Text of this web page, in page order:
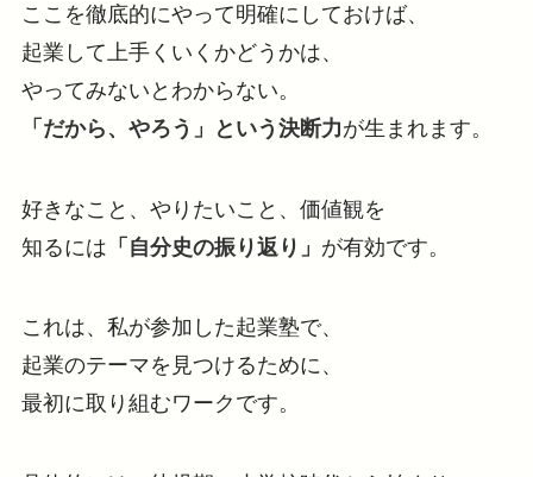
ここを徹底的にやって明確にしておけば、
起業して上手くいくかどうかは、
やってみないとわからない。
「だから、やろう」という決断力が生まれます。
好きなこと、やりたいこと、価値観を
知るには 「自分史の振り返り」 が有効です。
これは、私が参加した起業塾で、
起業のテーマを見つけるために、
最初に取り組むワークです。